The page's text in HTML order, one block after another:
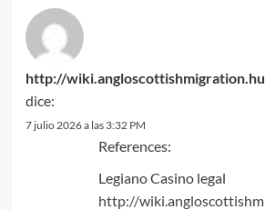
http://
dice:
7 julio 2026 a las 3:32 PM
References:
Legiano Casino legal
http://